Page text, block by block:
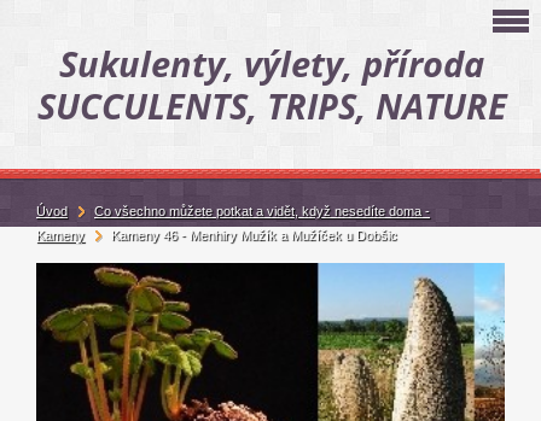
Sukulenty, výlety, příroda
SUCCULENTS, TRIPS, NATURE
Úvod
Co všechno můžete potkat a vidět, když nesedíte doma -
Kameny
Kameny 46 - Menhiry Mužík a Mužíček u Dobšic